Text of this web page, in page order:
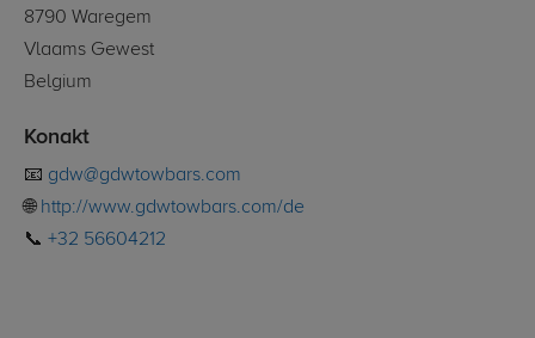
8790 Waregem
Vlaams Gewest
Belgium
Konakt
📧 gdw@gdwtowbars.com
🌐 http://www.gdwtowbars.com/de
📞 +32 56604212